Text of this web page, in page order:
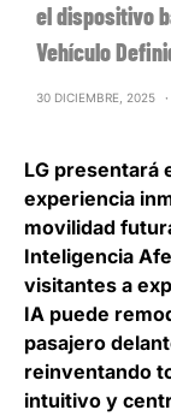
el dispositivo
Vehículo
30 DICIEMBRE, 2025
LG presentará
experiencia
movilidad
Inteligencia
visitantes a
IA puede
pasajero
reinventando
intuitivo y